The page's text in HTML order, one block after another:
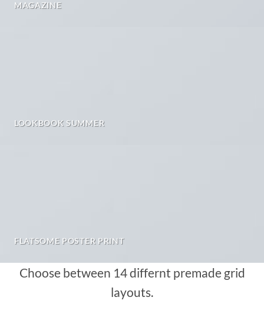
MAGAZINE
LOOKBOOK SUMMER
FLATSOME POSTER PRINT
Choose between 14 differnt premade grid
layouts.